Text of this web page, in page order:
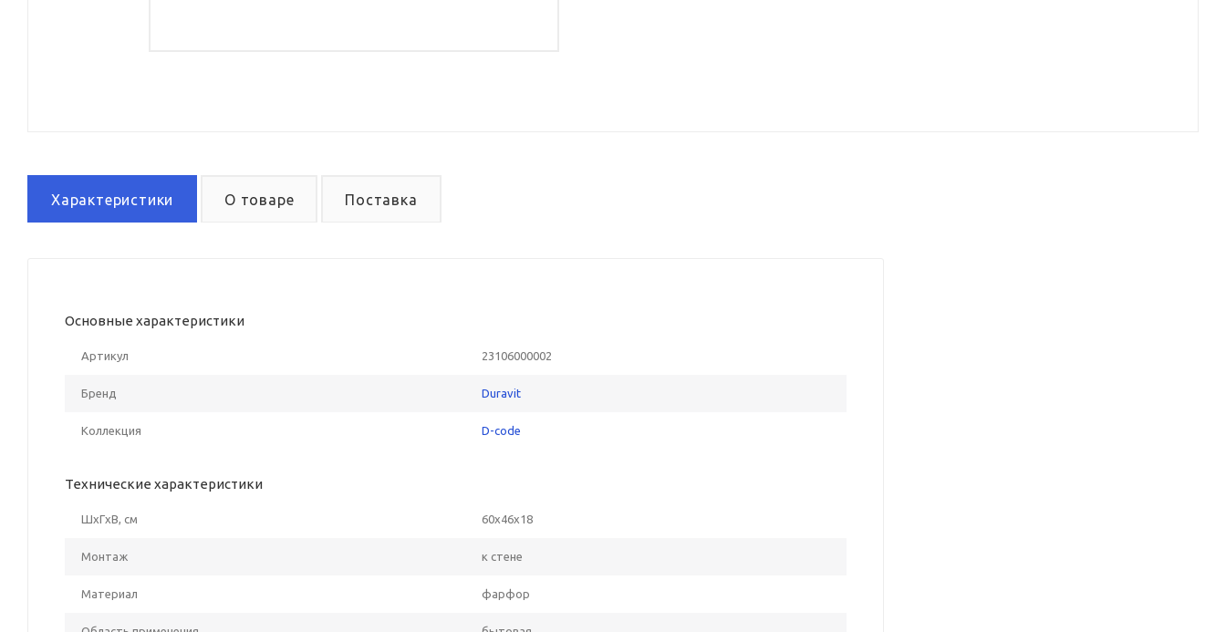
Характеристики О товаре Поставка
Основные характеристики
Артикул 23106000002
Бренд Duravit
Коллекция D-code
Технические характеристики
ШxГxВ, см 60x46x18
Монтаж к стене
Материал фарфор